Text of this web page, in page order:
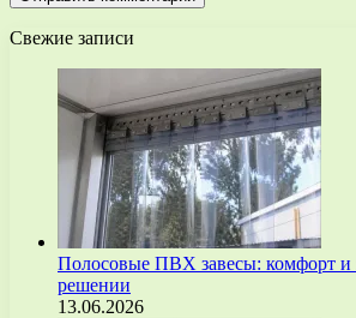
Свежие записи
Полосовые ПВХ завесы: комфорт и
решении
13.06.2026